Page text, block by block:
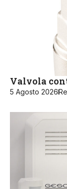
Valvola
5 Agosto 2026